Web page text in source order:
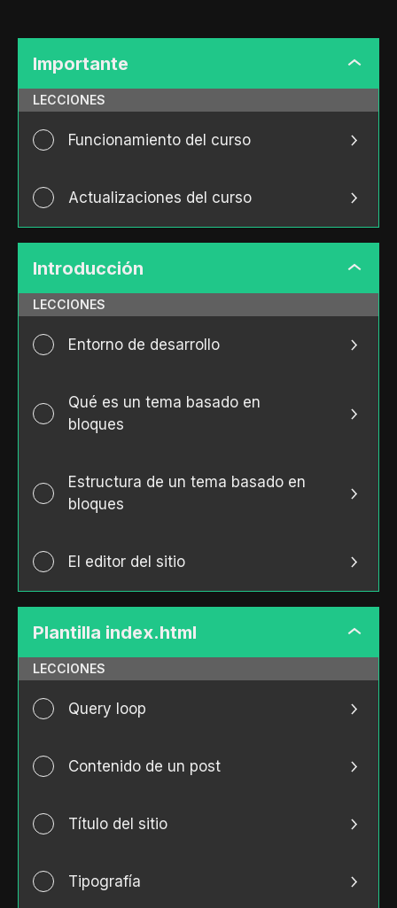
Importante
LECCIONES
Funcionamiento del curso
Actualizaciones del curso
Introducción
LECCIONES
Entorno de desarrollo
Qué es un tema basado en
bloques
Estructura de un tema basado en
bloques
El editor del sitio
Plantilla index.html
LECCIONES
Query loop
Contenido de un post
Título del sitio
Tipografía